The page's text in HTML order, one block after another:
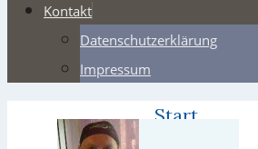
Kontakt
Datenschutzerklärung
Impressum
Start